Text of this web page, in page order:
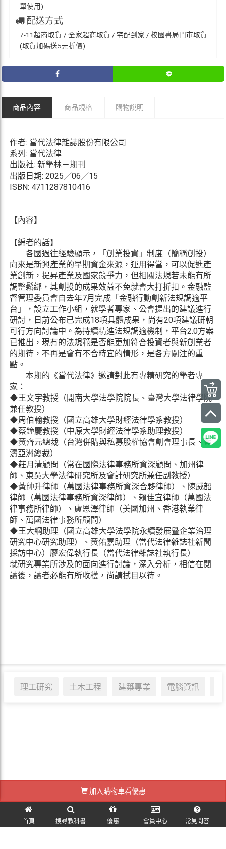
理工研究 土木工程 建築專業 電腦資訊
單使用)
配送方式
7-11超商取貨 / 全家超商取貨 / 宅配到家 / 校園書局門市取貨
(取貨加碼送5元折價)
商品內容 商品規格 購物說明
作者: 當代法律雜誌股份有限公司
系列: 當代法律
出版社: 新學林－期刊
出版日期: 2025／06／15
ISBN: 4711287810416
【內容】
【編者的話】
各國過往經驗顯示，「創業投資」制度（簡稱創投）
向來是新興產業的早期資金來源，運用得當，可以促進產
業創新，提昇產業及國家競爭力，但相關法規若未能有所
調整鬆綁，其創投的成果效益不免就會大打折扣。金融監
督管理委員會自去年7月完成「金融行動創新法規調適平
台」，設立工作小組，就學者專家、公會提出的建議進行
研討，日前公布已完成18項具體成果，尚有20項建議研朝
可行方向討論中。為持續精進法規調適機制，平台2.0方案
已推出，現有的法規範是否能更加符合投資者與新創業者
的期待，不再是會有不合時宜的情形，是各方關注的重
點。
本期的《當代法律》邀請對此有專精研究的學者專
家：
◆王文宇教授（開南大學法學院院長、臺灣大學法律學院
兼任教授）
◆周伯翰教授（國立高雄大學財經法律學系教授）
◆蔡鐘慶教授（中原大學財經法律學系助理教授）
◆黃齊元總裁（台灣併購與私募股權協會創會理事長、藍
濤亞洲總裁）
◆莊月清顧問（常在國際法律事務所資深顧問、加州律
師、東吳大學法律研究所及會計研究所兼任副教授）
◆黃帥升律師（萬國法律事務所資深合夥律師）、陳威韶
律師（萬國法律事務所資深律師）、賴佳宜律師（萬國法
律事務所律師）、盧恩澤律師（美國加州、香港執業律
師、萬國法律事務所顧問）
◆王大綱助理（國立高雄大學法學院永續發展暨企業治理
研究中心研究助理）、黃佑嘉助理（當代法律雜誌社新聞
採訪中心）廖宏偉執行長（當代法律雜誌社執行長）
就研究專業所涉及的面向進行討論，深入分析，相信在閱
讀後，讀者必能有所收穫，尚請拭目以待。
加入購物車看優惠
首頁 搜尋教科書 優惠 會員中心 常見問答
訪客訂單查詢